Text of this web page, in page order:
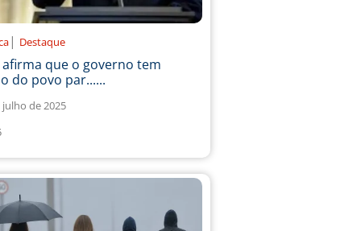
| Destaque
afirma que o governo tem
do povo par......
julho de 2025